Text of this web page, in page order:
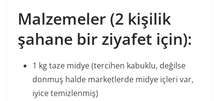
Malzemeler (2 kişilik
şahane bir ziyafet için):
1 kg taze midye (tercihen kabuklu, değilse
donmuş halde marketlerde midye içleri var,
iyice temizlenmiş)